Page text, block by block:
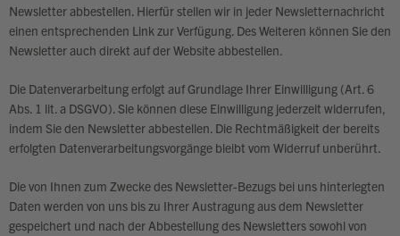
Newsletter abbestellen. Hierfür stellen wir in jeder Newsletternachricht
einen entsprechenden Link zur Verfügung. Des Weiteren können Sie den
Newsletter auch direkt auf der Website abbestellen.
Die Datenverarbeitung erfolgt auf Grundlage Ihrer Einwilligung (Art. 6
Abs. 1 lit. a DSGVO). Sie können diese Einwilligung jederzeit widerrufen,
indem Sie den Newsletter abbestellen. Die Rechtmäßigkeit der bereits
erfolgten Datenverarbeitungsvorgänge bleibt vom Widerruf unberührt.
Die von Ihnen zum Zwecke des Newsletter-Bezugs bei uns hinterlegten
Daten werden von uns bis zu Ihrer Austragung aus dem Newsletter
gespeichert und nach der Abbestellung des Newsletters sowohl von